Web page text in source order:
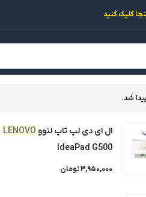
کلیک کنید
ال ای دی لپ تاپ لنوو LENOVO
IdeaPad G500
3,950,000 تومان
لپ تاپ استوک